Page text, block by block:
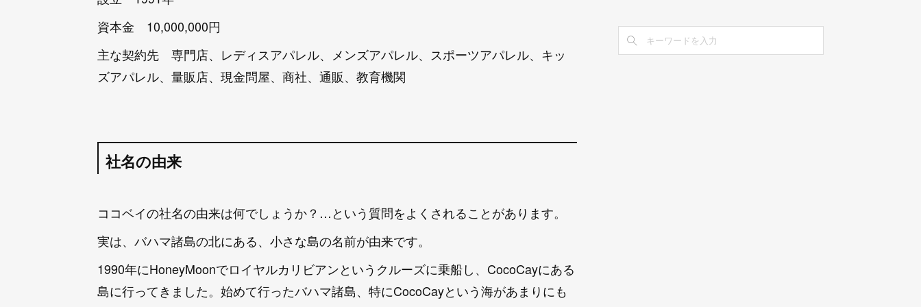
資本金 10,000,000円
主な契約先 専門店、レディスアパレル、メンズアパレル、スポーツアパレル、キッ
ズアパレル、量販店、現金問屋、商社、通販、教育機関
社名の由来
ココベイの社名の由来は何でしょうか？…という質問をよくされることがあります。
実は、バハマ諸島の北にある、小さな島の名前が由来です。
1990年にHoneyMoonでロイヤルカリビアンというクルーズに乗船し、CocoCayにある
島に行ってきました。始めて行ったバハマ諸島、特にCocoCayという海があまりにも